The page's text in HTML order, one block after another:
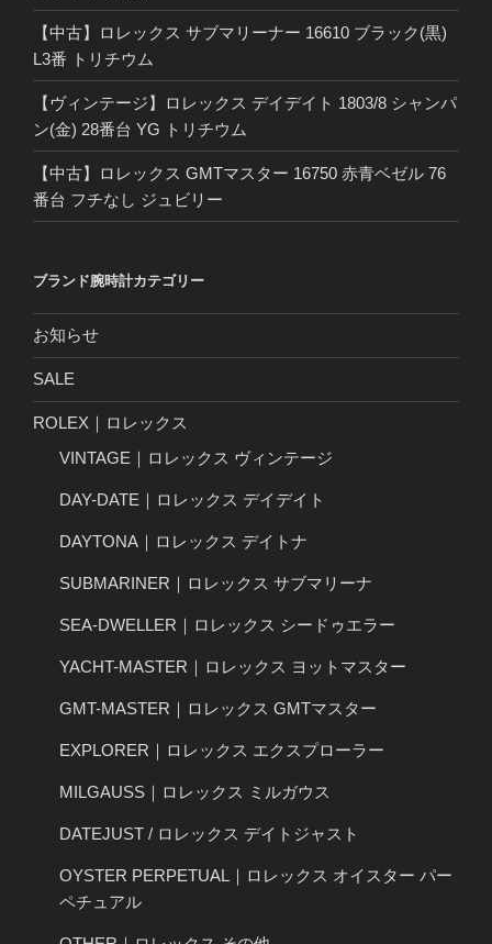
【中古】ロレックス サブマリーナー 16610 ブラック(黒)
L3番 トリチウム
【ヴィンテージ】ロレックス デイデイト 1803/8 シャンパ
ン(金) 28番台 YG トリチウム
【中古】ロレックス GMTマスター 16750 赤青ベゼル 76
番台 フチなし ジュビリー
ブランド腕時計カテゴリー
お知らせ
SALE
ROLEX｜ロレックス
VINTAGE｜ロレックス ヴィンテージ
DAY-DATE｜ロレックス デイデイト
DAYTONA｜ロレックス デイトナ
SUBMARINER｜ロレックス サブマリーナ
SEA-DWELLER｜ロレックス シードゥエラー
YACHT-MASTER｜ロレックス ヨットマスター
GMT-MASTER｜ロレックス GMTマスター
EXPLORER｜ロレックス エクスプローラー
MILGAUSS｜ロレックス ミルガウス
DATEJUST / ロレックス デイトジャスト
OYSTER PERPETUAL｜ロレックス オイスター パー
ペチュアル